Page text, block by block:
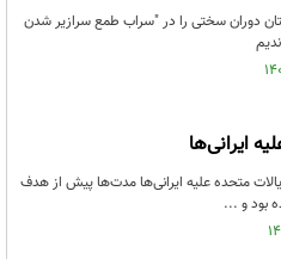
دوران سختی را در "سراب طمع سرازیر شدن
ایرانی‌ها
متحده علیه ایرانی‌ها مدت‌ها پیش از هدف
بود و ...